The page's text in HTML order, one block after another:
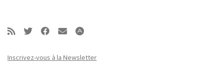
Inscrivez-vous à la Newsletter